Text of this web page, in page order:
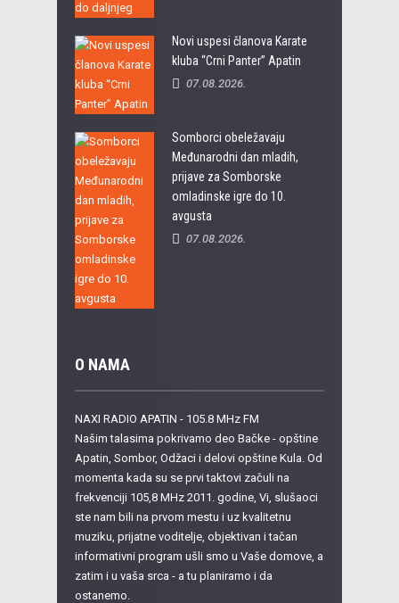
Novi uspesi članova Karate
kluba “Crni Panter” Apatin
07.08.2026.
Somborci obeležavaju
Međunarodni dan mladih,
prijave za Somborske
omladinske igre do 10.
avgusta
07.08.2026.
O NAMA
NAXI RADIO APATIN - 105.8 MHz FM
Našim talasima pokrivamo deo Bačke - opštine
Apatin, Sombor, Odžaci i delovi opštine Kula. Od
momenta kada su se prvi taktovi začuli na
frekvenciji 105,8 MHz 2011. godine, Vi, slušaoci
ste nam bili na prvom mestu i uz kvalitetnu
muziku, prijatne voditelje, objektivan i tačan
informativni program ušli smo u Vaše domove, a
zatim i u vaša srca - a tu planiramo i da
ostanemo.